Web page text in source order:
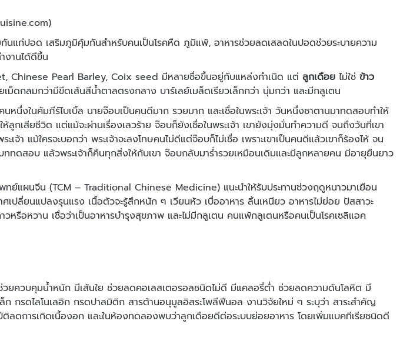
นแก่ปอด เสริมภูมิคุ้มกันสำหรับคนเป็นโรคหืด ภูมิแพ้, อาหารช่วยลดเสลดในปอดช่วยระบายความ
งานได้ดีขึ้น
Chinese Pearl Barley, Coix seed มีหลายชื่อขึ้นอยู่กับแหล่งกำเนิด แต่ลูกเดือย ไม่ใช่ข้าว
ดกลมกว่ามีขีดเส้นสีน้ำตาลตรงกลาง บาร์เลย์เมล็ดเรียวเล็กกว่า นุ่มกว่า และมีกลูเตน
นหนึ่งในคัมภีร์ไบเบิ้ล นายจ๊อบเป็นคนดีมาก รวยมาก และเชื่อในพระเจ้า วันหนึ่งซาตานมาทดสอบทำให้
ลูกเสียชีวิต แต่แม้จะผ่านเรื่องเลวร้าย จ๊อบก็ยังเชื่อในพระเจ้า เขายังมุ่งมั่นทำความดี จนถึงวันที่เขา
จ้า แม้ใครจะบอกว่า พระเจ้าจะลงโทษคนไม่ดีแต่จ๊อบก็ไม่เชื่อ เพราะเขาเป็นคนดีแล้วเขาก็ร้องไห้ จน
ททดสอบ แล้วพระเจ้าก็คืนทุกสิ่งให้กับเขา จ๊อบกลับมาร่ำรวยเหมือนเดิมและมีลูกหลายคน มีอายุยืนยาว
ย์แผนจีน (TCM – Traditional Chinese Medicine) แนะนำให้รับประทานช่วงฤดูหนาวมาเยือน
เปลี่ยนแปลงรุนแรง เนื้อตัวจะรู้สึกหนัก ๆ เวียนหัว เบื่ออาหาร ลิ้นเหนียว อาหารไม่ย่อย ปัสสาวะ
รือหวาน เชื่อว่าเป็นอาหารบำรุงสุขภาพ และไม่มีกลูเตน คนแพ้กลูเตนหรือคนเป็นโรคเซลิแอค
ยควบคุมน้ำหนัก มีเส้นใย ช่วยลดคอเลสเตอรอลชนิดไม่ดี มีแคลอรี่ต่ำ ช่วยลดความดันโลหิต มี
ก กรดไลโนเลอิก กรดปาลมิติก สารต้านอนุมูลอิสระโพลีฟีนอล งานวิจัยใหม่ ๆ ระบุว่า สาระสำคัญ
ดการเกิดเนื้องอก และในห้องทดลองพบว่าลูกเดือยดีต่อระบบย่อยอาหาร โดยเพิ่มแบคทีเรียชนิดดี